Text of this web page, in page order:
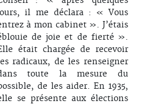
il me déclara : « Vous
à mon cabinet ». J’étais
de joie et de fierté ».
était chargée de recevoir
radicaux, de les renseigner
toute la mesure du
de les aider. En 1935,
se présente aux élections